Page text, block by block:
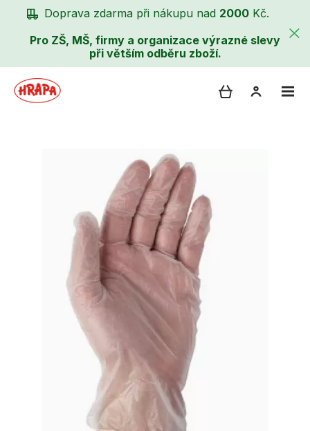
Doprava zdarma při nákupu nad 2000 Kč.
Pro ZŠ, MŠ, firmy a organizace výrazné slevy
při větším odběru zboží.